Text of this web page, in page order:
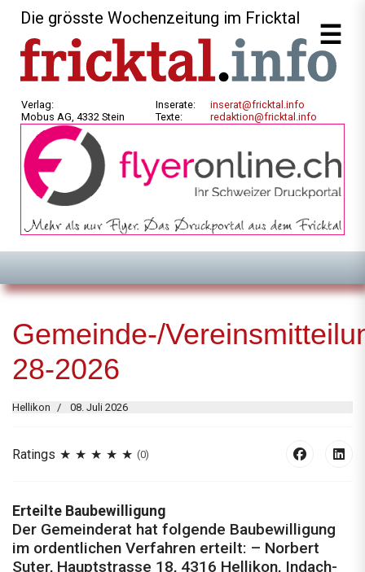
Die grösste Wochenzeitung im Fricktal
Verlag:
Mobus AG, 4332 Stein
Inserate:
Texte:
inserat@fricktal.info
redaktion@fricktal.info
Gemeinde-/
28-2026
Hellikon 08. Juli 2026
Ratings (0)
Erteilte Baubewilligung
Der Gemeinderat hat folgende Baubewilligung
im ordentlichen Verfahren erteilt: – Norbert
Suter, Hauptstrasse 18, 4316 Hellikon, Indach-